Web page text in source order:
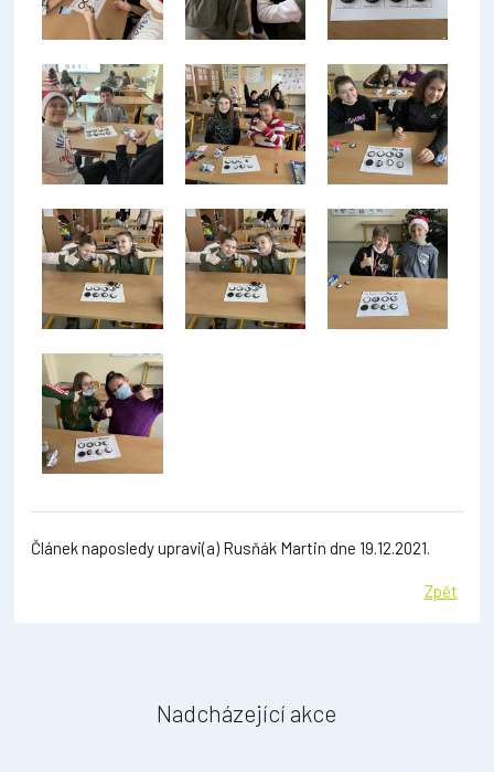
Článek naposledy upravi(a) Rusňák Martin dne 19.12.2021.
Zpět
Nadcházející akce